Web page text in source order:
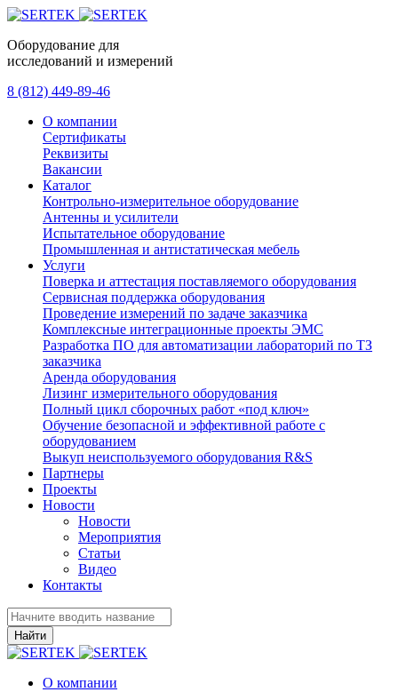
Оборудование для
исследований и измерений
8 (812) 449-89-46
О компании
Сертификаты
Реквизиты
Вакансии
Каталог
Контрольно-измерительное оборудование
Антенны и усилители
Испытательное оборудование
Промышленная и антистатическая мебель
Услуги
Поверка и аттестация поставляемого оборудования
Сервисная поддержка оборудования
Проведение измерений по задаче заказчика
Комплексные интеграционные проекты ЭМС
Разработка ПО для автоматизации лабораторий по ТЗ
заказчика
Аренда оборудования
Лизинг измерительного оборудования
Полный цикл сборочных работ «под ключ»
Обучение безопасной и эффективной работе с
оборудованием
Выкуп неиспользуемого оборудования R&S
Партнеры
Проекты
Новости
Новости
Мероприятия
Статьи
Видео
Контакты
Найти
О компании